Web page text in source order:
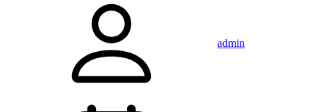
admin